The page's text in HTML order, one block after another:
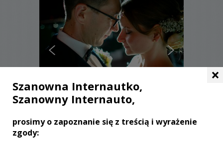
×
Szanowna Internautko,
Szanowny Internauto,
prosimy o zapoznanie się z treścią i wyrażenie
zgody: